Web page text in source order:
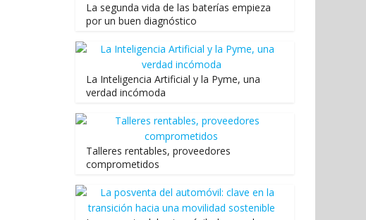
La segunda vida de las baterías empieza
por un buen diagnóstico
La Inteligencia Artificial y la Pyme, una
verdad incómoda
Talleres rentables, proveedores
comprometidos